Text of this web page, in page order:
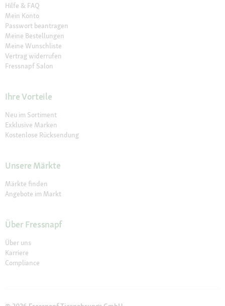
Hilfe & FAQ
Mein Konto
Passwort beantragen
Meine Bestellungen
Meine Wunschliste
Vertrag widerrufen
Fressnapf Salon
Ihre Vorteile
Neu im Sortiment
Exklusive Marken
Kostenlose Rücksendung
Unsere Märkte
Märkte finden
Angebote im Markt
Über Fressnapf
Über uns
Karriere
Compliance